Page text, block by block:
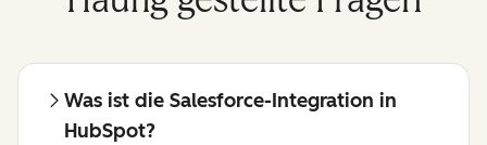
Was ist die Salesforce-Integration in
HubSpot?